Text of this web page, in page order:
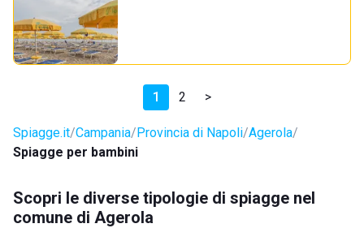
1 2 >
Spiagge.it Campania Provincia di Napoli Agerola
Spiagge per bambini
Scopri le diverse tipologie di spiagge nel
comune di Agerola